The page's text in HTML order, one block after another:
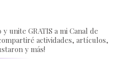
unite GRATIS a mi Canal de
actividades, artículos,
y más!